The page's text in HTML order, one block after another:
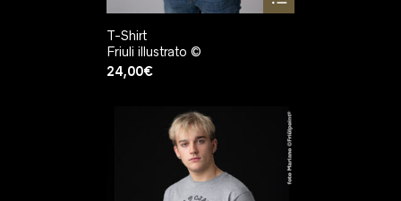
T-Shirt
Friuli illustrato ©
24,00€